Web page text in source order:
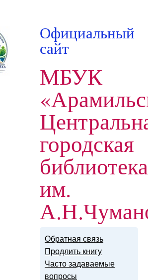
Официальный
сайт
МБУК
городская
библиотека
им.
Обратная связь
Продлить книгу
Часто задаваемые
вопросы